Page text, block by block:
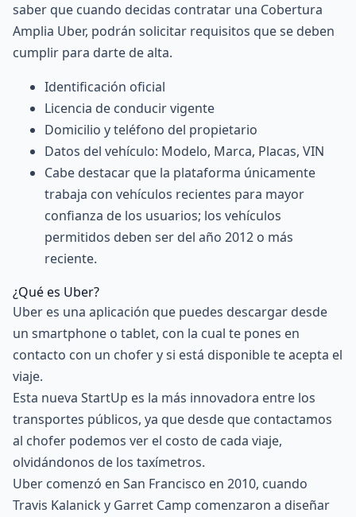
saber que cuando decidas contratar una Cobertura
Amplia Uber, podrán solicitar requisitos que se deben
cumplir para darte de alta.
Identificación oficial
Licencia de conducir vigente
Domicilio y teléfono del propietario
Datos del vehículo: Modelo, Marca, Placas, VIN
Cabe destacar que la plataforma únicamente
trabaja con vehículos recientes para mayor
confianza de los usuarios; los vehículos
permitidos deben ser del año 2012 o más
reciente.
¿Qué es Uber?
Uber es una aplicación que puedes descargar desde
un smartphone o tablet, con la cual te pones en
contacto con un chofer y si está disponible te acepta el
viaje.
Esta nueva StartUp es la más innovadora entre los
transportes públicos, ya que desde que contactamos
al chofer podemos ver el costo de cada viaje,
olvidándonos de los taxímetros.
Uber comenzó en San Francisco en 2010, cuando
Travis Kalanick y Garret Camp comenzaron a diseñar